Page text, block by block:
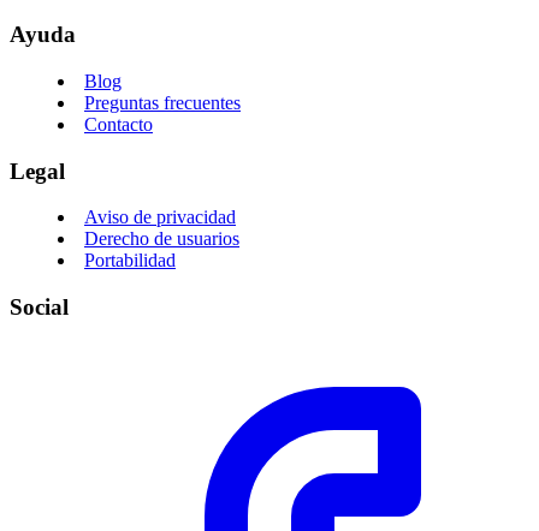
Ayuda
Blog
Preguntas frecuentes
Contacto
Legal
Aviso de privacidad
Derecho de usuarios
Portabilidad
Social